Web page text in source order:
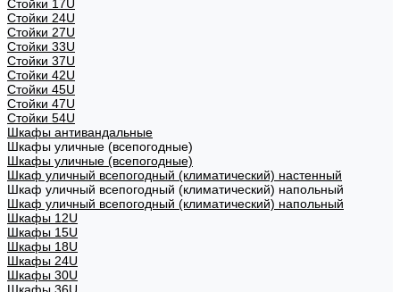
Стойки 17U
Стойки 24U
Стойки 27U
Стойки 33U
Стойки 37U
Стойки 42U
Стойки 45U
Стойки 47U
Стойки 54U
Шкафы антивандальные
Шкафы уличные (всепогодные)
Шкафы уличные (всепогодные)
Шкаф уличный всепогодный (климатический) настенный
Шкаф уличный всепогодный (климатический) напольный
Шкаф уличный всепогодный (климатический) напольный
Шкафы 12U
Шкафы 15U
Шкафы 18U
Шкафы 24U
Шкафы 30U